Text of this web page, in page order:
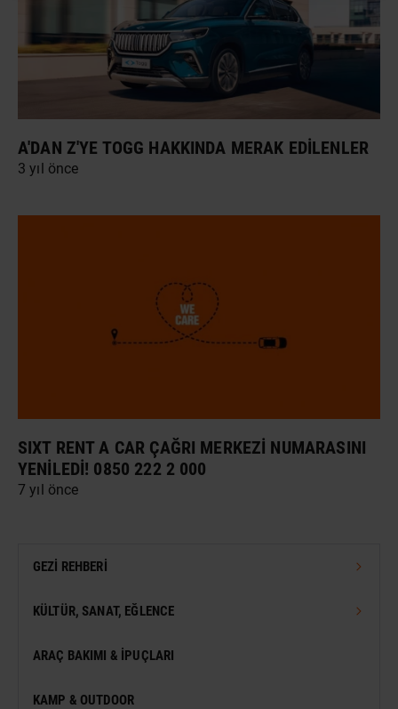
A'DAN Z'YE TOGG HAKKINDA MERAK EDILENLER
3 yıl önce
SIXT RENT A CAR ÇAĞRI MERKEZI NUMARASINI
YENILEDI! 0850 222 2 000
7 yıl önce
GEZI REHBERI
TÜRKIYE GEZI REHBERI
KÜLTÜR, SANAT, EĞLENCE
FESTIVAL
ARAÇ BAKIMI & İPUÇLARI
KAMP & OUTDOOR